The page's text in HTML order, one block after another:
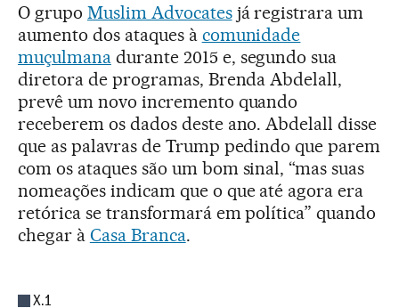
O grupo Muslim Advocatesjá registrara um
aumento dos ataques à comunidade
muçulmanadurante 2015 e, segundo sua
diretora de programas, Brenda Abdelall,
prevê um novo incremento quando
receberem os dados deste ano. Abdelall disse
que as palavras de Trump pedindo que parem
com os ataques são um bom sinal, “mas suas
nomeações indicam que o que até agora era
retórica se transformará em política” quando
chegar à Casa Branca.